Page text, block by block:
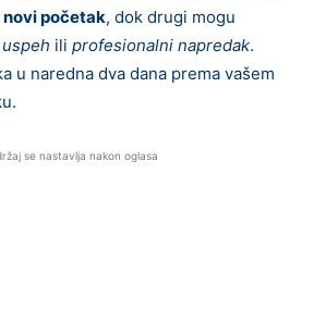
novi početak, dok drugi mogu
ili profesionalni napredak.
u naredna dva dana prema vašem
se nastavlja nakon oglasa